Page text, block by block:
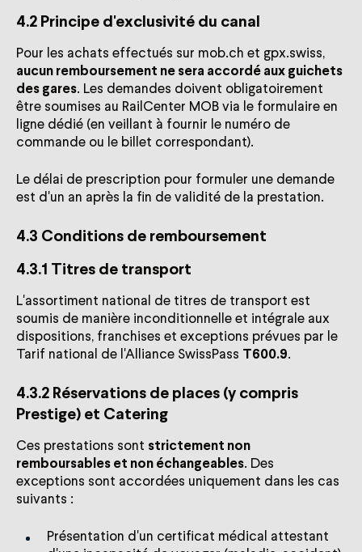
4.2 Principe d'exclusivité du canal
Pour les achats effectués sur mob.ch et gpx.swiss,
aucun remboursement ne sera accordé aux guichets
des gares. Les demandes doivent obligatoirement
être soumises au RailCenter MOB via le formulaire en
ligne dédié (en veillant à fournir le numéro de
commande ou le billet correspondant).
Le délai de prescription pour formuler une demande
est d'un an après la fin de validité de la prestation.
4.3 Conditions de remboursement
4.3.1 Titres de transport
L'assortiment national de titres de transport est
soumis de manière inconditionnelle et intégrale aux
dispositions, franchises et exceptions prévues par le
Tarif national de l'Alliance SwissPass T600.9.
4.3.2 Réservations de places (y compris
Prestige) et Catering
Ces prestations sont strictement non
remboursables et non échangeables. Des
exceptions sont accordées uniquement dans les cas
suivants :
Présentation d'un certificat médical attestant